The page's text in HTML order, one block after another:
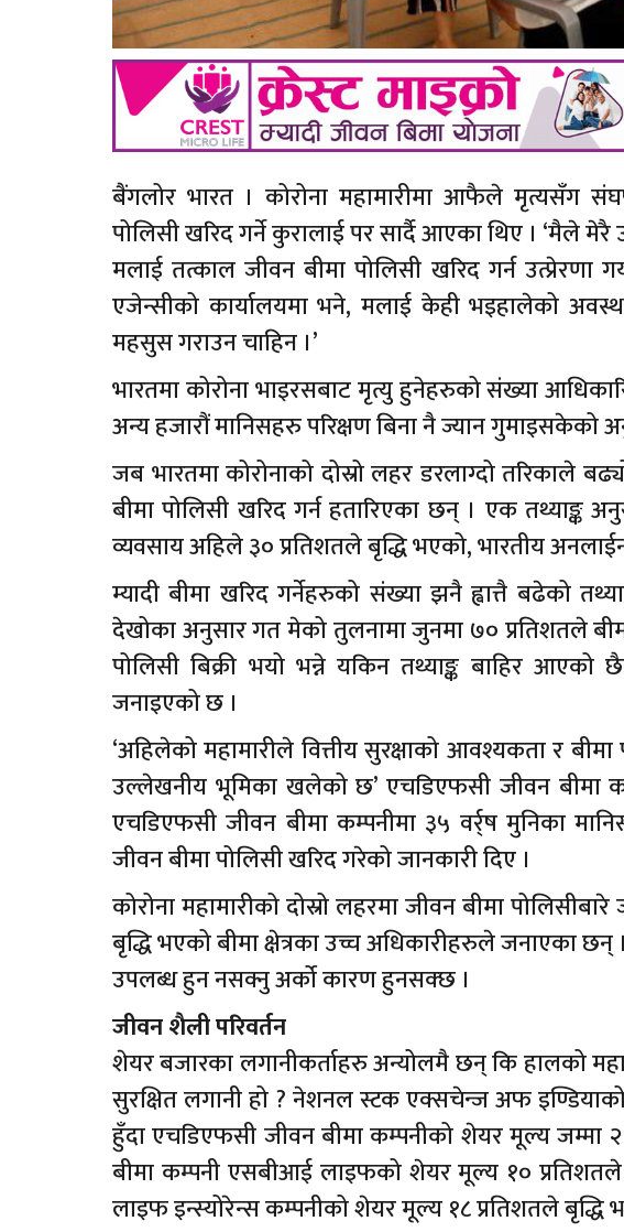
बैंगलोर भारत । कोरोना महामारीमा आफैले मृत्यसँग
पोलिसी खरिद गर्ने कुरालाई पर सार्दै आएका थिए । ‘मैले
मलाई तत्काल जीवन बीमा पोलिसी खरिद गर्न उत्प्रेरणा
एजेन्सीको कार्यालयमा भने, मलाई केही भइहालेको
महसुस गराउन चाहिन ।’
भारतमा कोरोना भाइरसबाट मृत्यु हुनेहरुको संख्या
अन्य हजारौं मानिसहरु परिक्षण बिना नै ज्यान गुमाइसकेको
जब भारतमा कोरोनाको दोस्रो लहर डरलाग्दो तरिकाले
बीमा पोलिसी खरिद गर्न हतारिएका छन् । एक तथ्याङ्क
व्यवसाय अहिले ३० प्रतिशतले बृद्धि भएको, भारतीय
म्यादी बीमा खरिद गर्नेहरुको संख्या झनै ह्वात्तै बढेको
देखोका अनुसार गत मेको तुलनामा जुनमा ७० प्रतिशतले
पोलिसी बिक्री भयो भन्ने यकिन तथ्याङ्क बाहिर
जनाइएको छ ।
‘अहिलेको महामारीले वित्तीय सुरक्षाको आवश्यकता र
उल्लेखनीय भूमिका खलेको छ’ एचडिएफसी जीवन बीमा
एचडिएफसी जीवन बीमा कम्पनीमा ३५ वर्र्ष मुनिका
जीवन बीमा पोलिसी खरिद गरेको जानकारी दिए ।
कोरोना महामारीको दोस्रो लहरमा जीवन बीमा
बृद्धि भएको बीमा क्षेत्रका उच्च अधिकारीहरुले जनाएका छन्
उपलब्ध हुन नसक्नु अर्को कारण हुनसक्छ ।
जीवन शैली परिवर्तन
शेयर बजारका लगानीकर्ताहरु अन्योलमै छन् कि हालको
सुरक्षित लगानी हो ? नेशनल स्टक एक्सचेन्ज अफ
हुँदा एचडिएफसी जीवन बीमा कम्पनीको शेयर मूल्य जम्मा
बीमा कम्पनी एसबीआई लाइफको शेयर मूल्य १०
लाइफ इन्स्योरेन्स कम्पनीको शेयर मूल्य १८ प्रतिशतले बृद्धि